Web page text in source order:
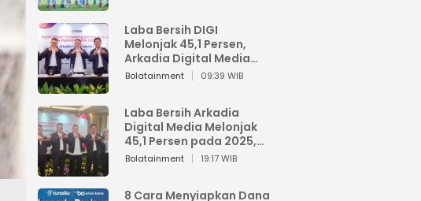
Laba Bersih DIGI
Melonjak 45,1 Persen,
Arkadia Digital Media
Perkuat Bisnis AI dan
Bolatainment 09:39 WIB
Laba Bersih Arkadia
Digital Media Melonjak
45,1 Persen pada 2025,
Sentuh Rp1,76 Miliar
Bolatainment 19:17 WIB
8 Cara Menyiapkan Dana